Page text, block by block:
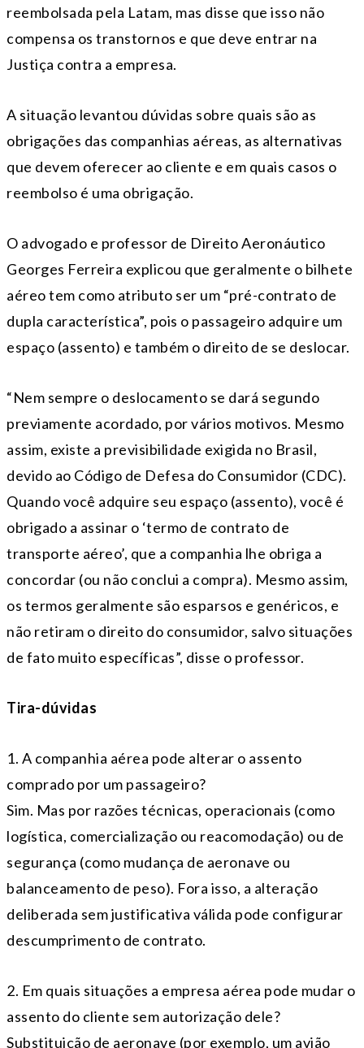
reembolsada pela Latam, mas disse que isso não
compensa os transtornos e que deve entrar na
Justiça contra a empresa.
A situação levantou dúvidas sobre quais são as
obrigações das companhias aéreas, as alternativas
que devem oferecer ao cliente e em quais casos o
reembolso é uma obrigação.
O advogado e professor de Direito Aeronáutico
Georges Ferreira explicou que geralmente o bilhete
aéreo tem como atributo ser um “pré-contrato de
dupla característica”, pois o passageiro adquire um
espaço (assento) e também o direito de se deslocar.
“Nem sempre o deslocamento se dará segundo
previamente acordado, por vários motivos. Mesmo
assim, existe a previsibilidade exigida no Brasil,
devido ao Código de Defesa do Consumidor (CDC).
Quando você adquire seu espaço (assento), você é
obrigado a assinar o ‘termo de contrato de
transporte aéreo’, que a companhia lhe obriga a
concordar (ou não conclui a compra). Mesmo assim,
os termos geralmente são esparsos e genéricos, e
não retiram o direito do consumidor, salvo situações
de fato muito específicas”, disse o professor.
Tira-dúvidas
1. A companhia aérea pode alterar o assento
comprado por um passageiro?
Sim. Mas por razões técnicas, operacionais (como
logística, comercialização ou reacomodação) ou de
segurança (como mudança de aeronave ou
balanceamento de peso). Fora isso, a alteração
deliberada sem justificativa válida pode configurar
descumprimento de contrato.
2. Em quais situações a empresa aérea pode mudar o
assento do cliente sem autorização dele?
Substituição de aeronave (por exemplo, um avião